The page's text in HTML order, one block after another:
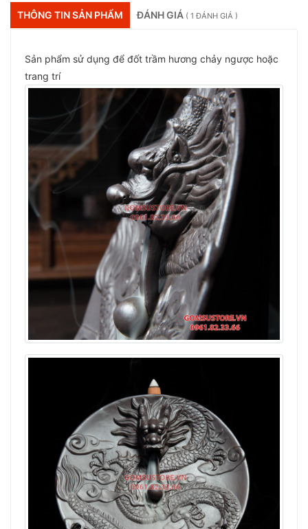
THÔNG TIN SẢN PHẨM ĐÁNH GIÁ ( 1 ĐÁNH GIÁ )
Sản phẩm sử dụng để đốt trầm hương chảy ngược hoặc
trang trí